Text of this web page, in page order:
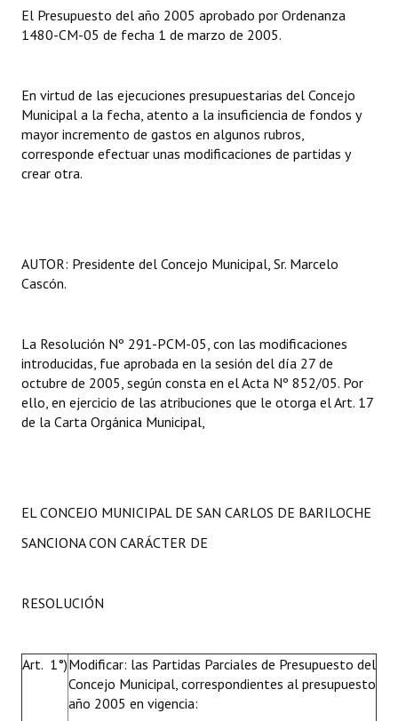
Informes de Unidad Coordinadora
Actas de Audiencias Públicas
NORMATIVA
Comunicaciones
Resoluciones de Presidencia
Antiguos Pobladores
Noticias Destacadas
Premio al Mérito - Registro
Audiencias Públicas - Registro
Ciudadano Ilustre - Registro
Banca del Vecino - Registro
El Presupuesto del año 2005 aprobado por Ordenanza
1480-CM-05 de fecha 1 de marzo de 2005.
En virtud de las ejecuciones presupuestarias del Concejo
Municipal a la fecha, atento a la insuficiencia de fondos y
mayor incremento de gastos en algunos rubros,
corresponde efectuar unas modificaciones de partidas y
crear otra.
AUTOR: Presidente del Concejo Municipal, Sr. Marcelo
Cascón.
La Resolución Nº 291-PCM-05, con las modificaciones
introducidas, fue aprobada en la sesión del día 27 de
octubre de 2005, según consta en el Acta Nº 852/05. Por
ello, en ejercicio de las atribuciones que le otorga el Art. 17
de la Carta Orgánica Municipal,
EL CONCEJO MUNICIPAL DE SAN CARLOS DE BARILOCHE
SANCIONA CON CARÁCTER DE
RESOLUCIÓN
Art. 1°)Modificar: las Partidas Parciales de Presupuesto del
Concejo Municipal, correspondientes al presupuesto
año 2005 en vigencia: